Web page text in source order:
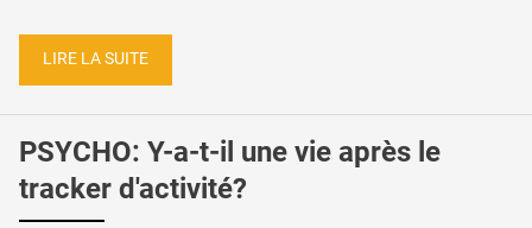
LIRE LA SUITE
PSYCHO: Y-a-t-il une vie après le
tracker d'activité?